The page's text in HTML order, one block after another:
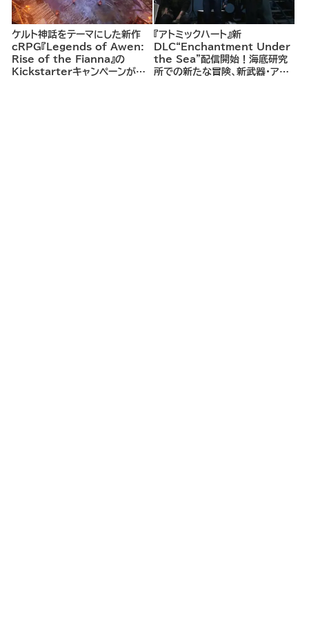
ケルト神話をテーマにした新作
cRPG『Legends of Awen:
Rise of the Fianna』の
Kickstarterキャンペーンがま
『アトミックハート』新
DLC“Enchantment Under
the Sea”配信開始！海底研究
所での新たな冒険、新武器・アビ